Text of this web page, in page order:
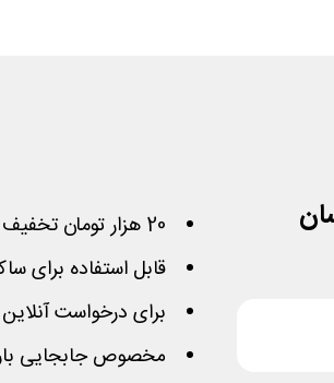
20 هزار تومان تخفیف غیراول کرایه نیسان اسنپ
قابل استفاده برای
برای درخواست
مخصوص جابجایی بارهای